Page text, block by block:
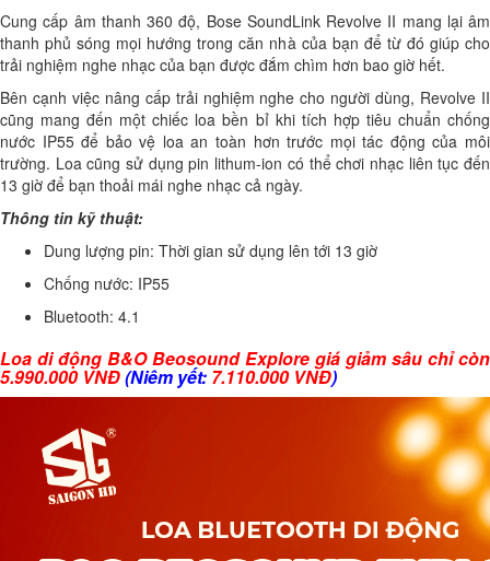
Cung cấp âm thanh 360 độ, Bose SoundLink Revolve II mang lại âm
thanh phủ sóng mọi hướng trong căn nhà của bạn để từ đó giúp cho
trải nghiệm nghe nhạc của bạn được đắm chìm hơn bao giờ hết.
Bên cạnh việc nâng cấp trải nghiệm nghe cho người dùng, Revolve II
cũng mang đến một chiếc loa bền bỉ khi tích hợp tiêu chuẩn chống
nước IP55 để bảo vệ loa an toàn hơn trước mọi tác động của môi
trường. Loa cũng sử dụng pin lithum-ion có thể chơi nhạc liên tục đến
13 giờ để bạn thoải mái nghe nhạc cả ngày.
Thông tin kỹ thuật:
Dung lượng pin: Thời gian sử dụng lên tới 13 giờ
Chống nước: IP55
Bluetooth: 4.1
Loa di động B&O Beosound Explore giá giảm sâu chỉ còn
5.990.000 VNĐ(Niêm yết: 7.110.000 VNĐ)